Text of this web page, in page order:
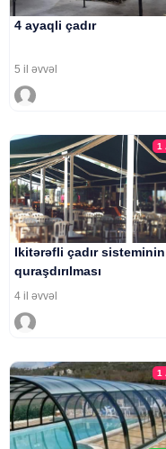
4 ayaqli çadır
5 il əvvəl
1
Ikitərəfli çadır sisteminin
quraşdırılması
4 il əvvəl
1